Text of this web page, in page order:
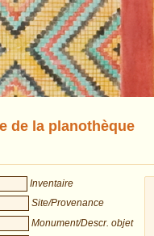
de la planothèque
Inventaire
Site/Provenance
Monument/Descr. objet